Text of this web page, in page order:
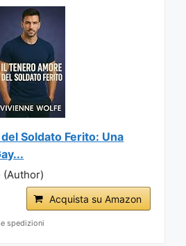
Soldato Ferito: Una
(Author)
Acquista su Amazon
spedizioni